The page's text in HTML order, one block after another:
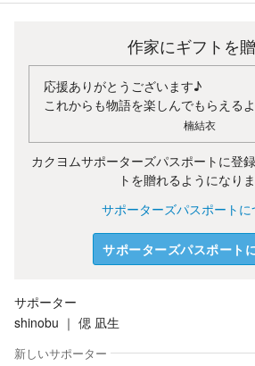
作家にギフトを
応援ありがとうございます♪
これからも物語を楽しんでもらえる
楠結衣
カクヨムサポーターズパスポートに登
トを贈れるようになりま
サポーターズパスポートに
サポーターズパスポート
サポーター
shinobu ｜ 偲 凪生
新しいサポーター